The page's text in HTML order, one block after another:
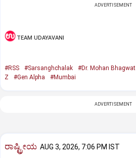
ADVERTISEMENT
TEAM UDAYAVANI
#RSS #Sarsanghchalak #Dr. Mohan Bhagwat
Z
#Gen Alpha #Mumbai
ADVERTISEMENT
ರಾಷ್ಟ್ರೀಯ AUG 3, 2026, 7:06 PM IST